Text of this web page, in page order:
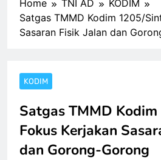
Home TNI AD
KODIM
Satgas TMMD Kodim 1205/
Sasaran Fisik Jalan dan
KODIM
Satgas TMMD
Fokus Kerjakan
dan Gorong-Gorong